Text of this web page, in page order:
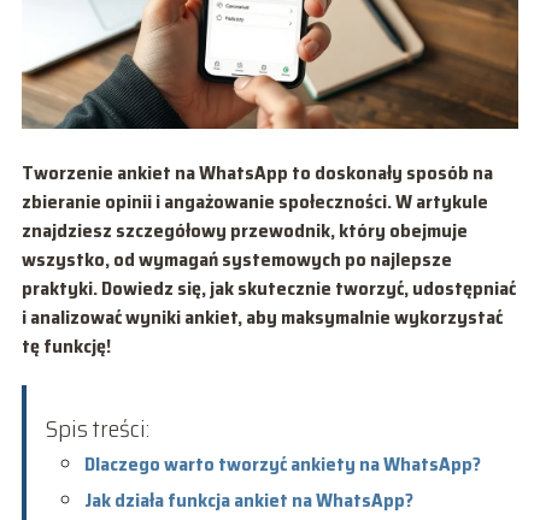
Tworzenie ankiet na WhatsApp to doskonały sposób na
zbieranie opinii i angażowanie społeczności. W artykule
znajdziesz szczegółowy przewodnik, który obejmuje
wszystko, od wymagań systemowych po najlepsze
praktyki. Dowiedz się, jak skutecznie tworzyć, udostępniać
i analizować wyniki ankiet, aby maksymalnie wykorzystać
tę funkcję!
Spis treści:
Dlaczego warto tworzyć ankiety na WhatsApp?
Jak działa funkcja ankiet na WhatsApp?